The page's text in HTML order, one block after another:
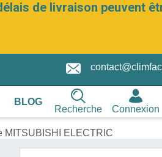
de livraison peuvent
BLOG
Recherche Connexion
MITSUBISHI ELECTRIC